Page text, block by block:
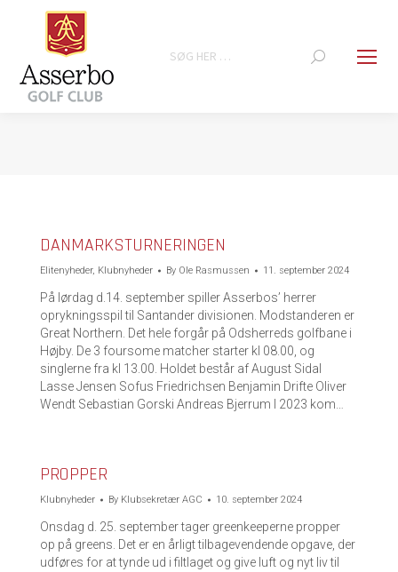
Search:
DANMARKSTURNERINGEN
Elitenyheder, Klubnyheder By Ole Rasmussen 11. september 2024
På lørdag d.14. september spiller Asserbos’ herrer
oprykningsspil til Santander divisionen. Modstanderen er
Great Northern. Det hele forgår på Odsherreds golfbane i
Højby. De 3 foursome matcher starter kl 08.00, og
singlerne fra kl 13.00. Holdet består af August Sidal
Lasse Jensen Sofus Friedrichsen Benjamin Drifte Oliver
Wendt Sebastian Gorski Andreas Bjerrum I 2023 kom…
PROPPER
Klubnyheder By Klubsekretær AGC 10. september 2024
Onsdag d. 25. september tager greenkeeperne propper
op på greens. Det er en årligt tilbagevendende opgave, der
udføres for at tynde ud i filtlaget og give luft og nyt liv til